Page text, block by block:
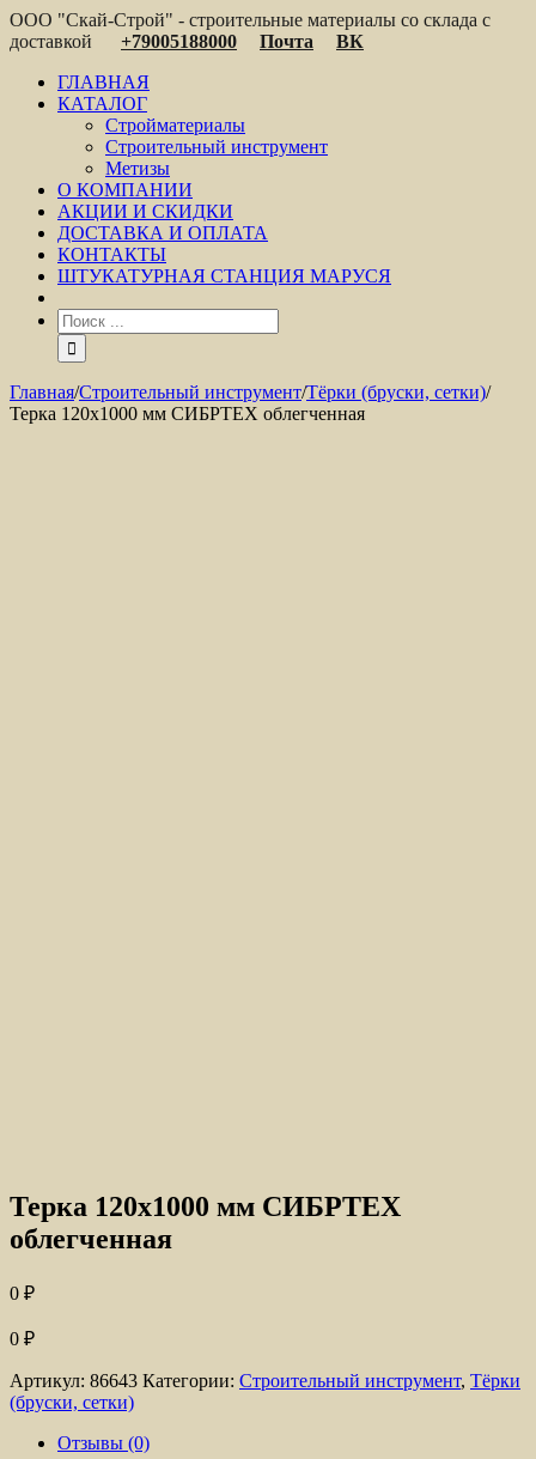
ООО "Скай-Строй" - строительные материалы со склада с
доставкой
+79005188000 Почта
ВК
ГЛАВНАЯ
КАТАЛОГ
Стройматериалы
Строительный инструмент
Метизы
О КОМПАНИИ
АКЦИИ И СКИДКИ
ДОСТАВКА И ОПЛАТА
КОНТАКТЫ
ШТУКАТУРНАЯ СТАНЦИЯ МАРУСЯ
Главная/Строительный инструмент/Тёрки (бруски, сетки)/
Терка 120х1000 мм СИБРТЕХ облегченная
Терка 120х1000 мм СИБРТЕХ
облегченная
0 ₽
0 ₽
Артикул: 86643 Категории: Строительный инструмент, Тёрки
(бруски, сетки)
Отзывы (0)